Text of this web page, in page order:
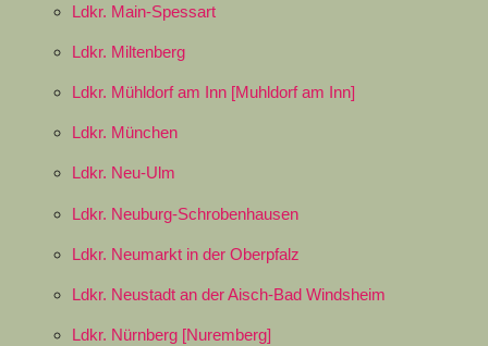
Ldkr. Main-Spessart
Ldkr. Miltenberg
Ldkr. Mühldorf am Inn [Muhldorf am Inn]
Ldkr. München
Ldkr. Neu-Ulm
Ldkr. Neuburg-Schrobenhausen
Ldkr. Neumarkt in der Oberpfalz
Ldkr. Neustadt an der Aisch-Bad Windsheim
Ldkr. Nürnberg [Nuremberg]